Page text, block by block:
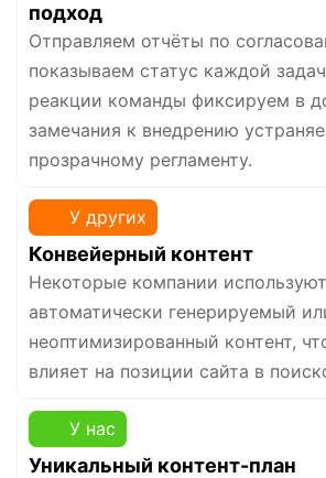
подход
Отправляем отчёты по
показываем статус каждой
реакции команды фиксируем в
замечания к внедрению
прозрачному регламенту.
У нас
Уникальный контент-план
У других
Конвейерный контент
Некоторые компании используют
автоматически генерируемый
неоптимизированный контент,
влияет на позиции сайта в